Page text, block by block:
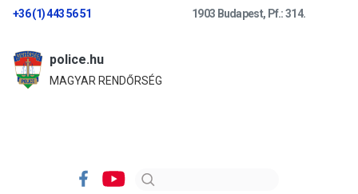
+36 (1) 443 56 51 1903 Budapest, Pf.: 314.
police.hu
MAGYAR RENDŐRSÉG